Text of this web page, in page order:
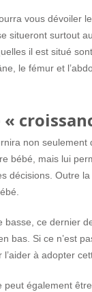
vous dévoiler
situeront surtout
il est situé
le fémur et
«
non seulement
bébé, mais lui
décisions. Outre
basse, ce dernier
bas. Si ce n’est
à adopter
peut également